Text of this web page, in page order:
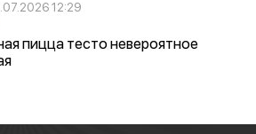
12:29
пицца тесто невероятное